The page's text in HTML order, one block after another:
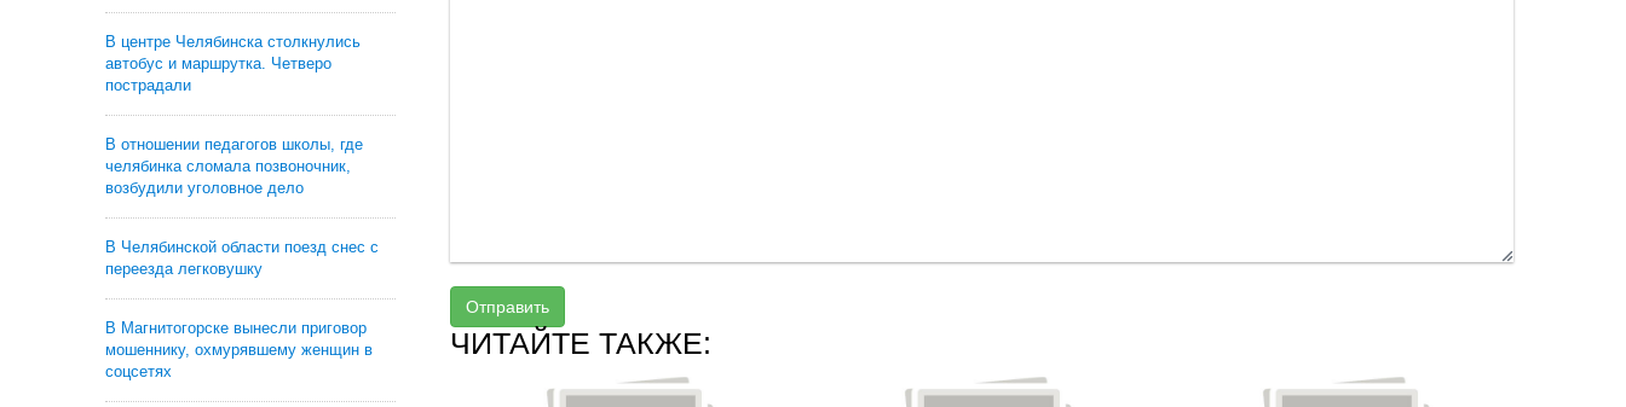
В центре Челябинска столкнулись
автобус и маршрутка. Четверо
пострадали
В отношении педагогов школы, где
челябинка сломала позвоночник,
возбудили уголовное дело
В Челябинской области поезд снес с
переезда легковушку
В Магнитогорске вынесли приговор
мошеннику, охмурявшему женщин в
соцсетях
Отправить
ЧИТАЙТЕ ТАКЖЕ: